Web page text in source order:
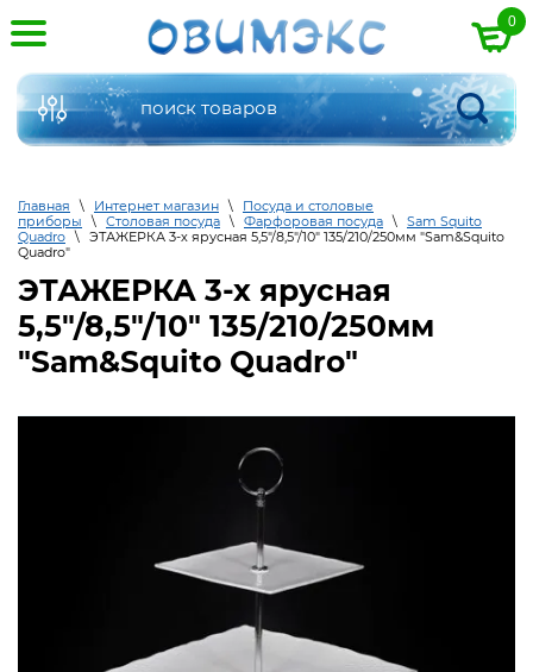
Главная \ Интернет магазин \
Посуда и столовые
приборы
\ Столовая посуда \ Фарфоровая посуда \ Sam Squito
Quadro \ ЭТАЖЕРКА 3-х ярусная 5,5"/8,5"/10" 135/210/250мм "Sam&Squito
Quadro"
ЭТАЖЕРКА 3-х ярусная
5,5"/8,5"/10" 135/210/250мм
"Sam&Squito Quadro"
0